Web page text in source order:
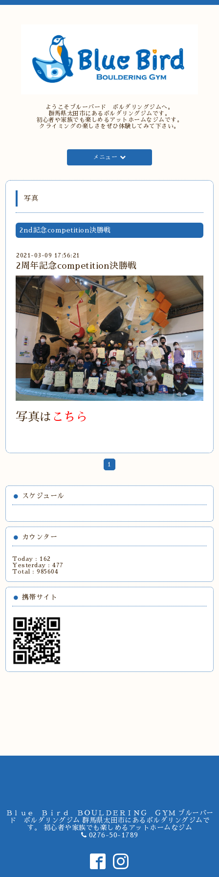
ようこそブルーバード ボルダリングジムへ。
群馬県太田市にあるボルダリングジムです。
初心者や家族でも楽しめるアットホームなジムです。
クライミングの楽しさをぜひ体験してみて下さい。
メニュー
写真
2nd記念competition決勝戦
2021-03-09 17:56:21
2周年記念competition決勝戦
写真は こちら
1
スケジュール
カウンター
Today : 162
Yesterday :477
Total :985604
携帯サイト
Ｂｌｕｅ Ｂｉｒｄ ＢＯＵＬＤＥＲＩＮＧ ＧＹＭ ブルーバー
ド ボルダリングジム 群馬県太田市にあるボルダリングジムで
す。 初心者や家族でも楽しめるアットホームなジム
0276-50-1789